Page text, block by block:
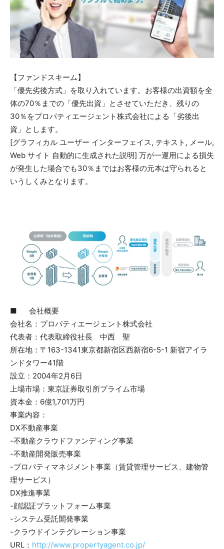
【ファンドスキーム】
「優先劣後方式」を取り入れています。お客様の出資額を全
体の70％までの「優先出資」とさせていただき、残りの
30％をプロパティエージェント株式会社による「劣後出
資」とします。
[グラフィカル ユーザー インターフェイス, テキスト, メール,
Web サイト 自動的に生成された説明] 万が一運用による損失
が発生した場合でも30％まではお客様の元本は守られると
いうしくみとなります。
■ 会社概要
会社名：プロパティエージェント株式会社
代表者：代表取締役社長 中西 聖
所在地：〒163-1341東京都新宿区西新宿6-5-1 新宿アイラ
ンドタワー41階
設立：2004年2月6日
上場市場：東京証券取引所プライム市場
資本金：6億1,701万円
事業内容：
DX不動産事業
-不動産クラウドファンディング事業
-不動産開発販売事業
-プロパティマネジメント事業（賃貸管理サービス、建物管
理サービス）
DX推進事業
-顔認証プラットフォーム事業
-システム受託開発事業
-クラウドインテグレーション事業
URL： http://www.propertyagent.co.jp/